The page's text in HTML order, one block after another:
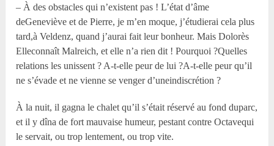
– À des obstacles qui n’existent pas ! L’état d’âme
deGeneviève et de Pierre, je m’en moque, j’étudierai cela plus
tard,à Veldenz, quand j’aurai fait leur bonheur. Mais Dolorès
Elleconnaît Malreich, et elle n’a rien dit ! Pourquoi ?Quelles
relations les unissent ? A-t-elle peur de lui ?A-t-elle peur qu’il
ne s’évade et ne vienne se venger d’uneindiscrétion ?
À la nuit, il gagna le chalet qu’il s’était réservé au fond duparc,
et il y dîna de fort mauvaise humeur, pestant contre Octavequi
le servait, ou trop lentement, ou trop vite.